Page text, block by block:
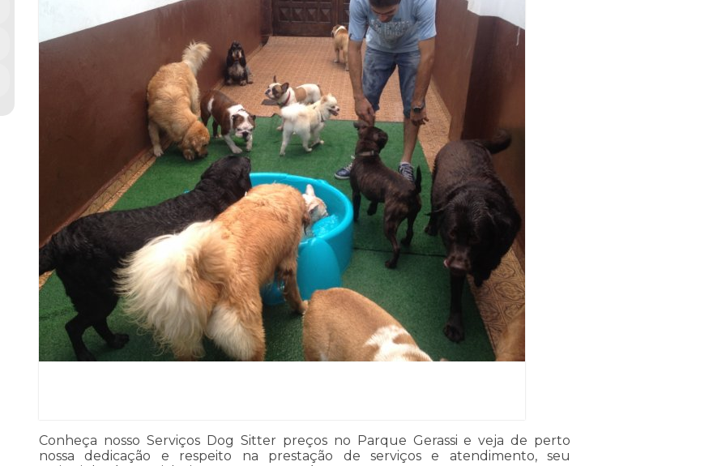
Conheça nosso Serviços Dog Sitter preços no Parque Gerassi e veja de perto
nossa dedicação e respeito na prestação de serviços e atendimento, seu